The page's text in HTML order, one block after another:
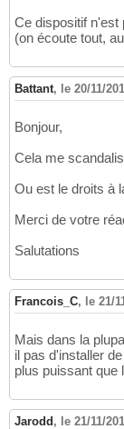
Ce dispositif n'est
(on écoute tout,
Battant, le 20/11/
Bonjour,
Cela me
Ou est le droits à
Merci de votre
Salutations
Francois_C, le 21/
Mais dans la
il pas d'installer
plus puissant que
Jarodd , le 21/11/